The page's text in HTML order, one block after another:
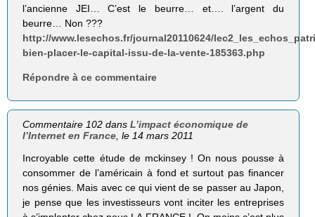
l’ancienne JEI… C’est le beurre… et…. l’argent du
beurre… Non ???
http://www.lesechos.fr/journal20110624/
bien-placer-le-capital-issu-de-la-vente-185363.php
Répondre à ce commentaire
Commentaire 102 dansL’impact économique de
l’Internet en France , le 14 mars 2011
Incroyable cette étude de mckinsey ! On nous pousse à
consommer de l’américain à fond et surtout pas financer
nos génies. Mais avec ce qui vient de se passer au Japon,
je pense que les investisseurs vont inciter les entreprises